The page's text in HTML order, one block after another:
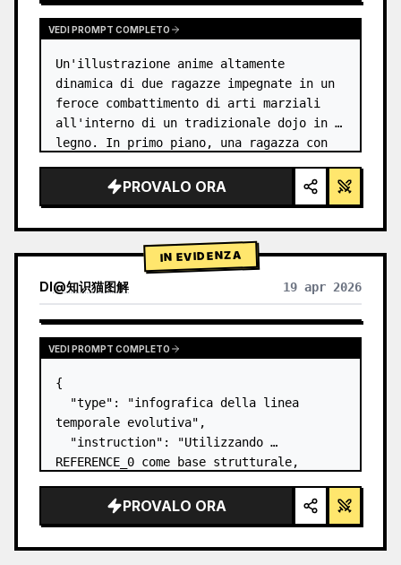
VEDI PROMPT COMPLETO
Un'illustrazione anime altamente
dinamica di due ragazze impegnate in un
feroce combattimento di arti marziali
all'interno di un tradizionale dojo in
legno. In primo piano, una ragazza con
default="capelli neri raccolti in uno…
PROVALO ORA
IN EVIDENZA
DI@知识猫图解 19 apr 2026
VEDI PROMPT COMPLETO
{
  "type": "infografica della linea
temporale evolutiva",
  "instruction": "Utilizzando
REFERENCE_0 come base strutturale,
un'infografica 3D altamente realistica.
Sostituisci le rampe lisce con gradini
PROVALO ORA